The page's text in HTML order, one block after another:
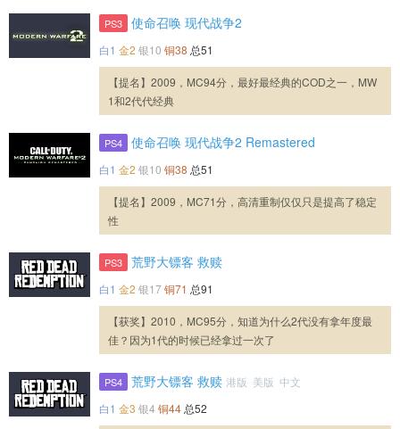
PS3 使命召唤 现代战争2
白1 金2 银10 铜38 总51
【提名】2009，MC94分，最好最经典的COD之一，MW
1和2代代经典
PS4 使命召唤 现代战争2 Remastered
白1 金2 银10 铜38 总51
【提名】2009，MC71分，高清重制仅仅只是提高了稳定
性
PS3 荒野大镖客 救赎
白1 金2 银17 铜71 总91
【获奖】2010，MC95分，知道为什么2代没有拿年度最
佳？因为1代的时候已经拿过一次了
PS4 荒野大镖客 救赎 港版 美版 中文
白1 金3 银4 铜44 总52